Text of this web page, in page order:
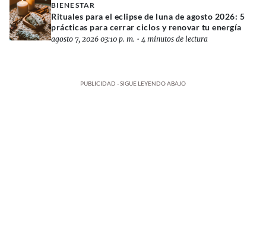
BIENESTAR
Rituales para el eclipse de luna de agosto 2026: 5
prácticas para cerrar ciclos y renovar tu energía
agosto 7, 2026 03:10 p. m. • 4 minutos de lectura
PUBLICIDAD - SIGUE LEYENDO ABAJO